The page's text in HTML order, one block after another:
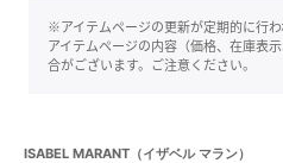
※アイテムページの更新が定期的に行
アイテムページの内容（価格、在庫表
合がございます。ご注意ください。
ISABEL MARANT（イザベル マラン）